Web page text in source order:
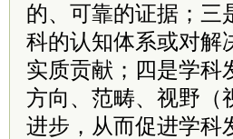
的、可靠的证据；三
科的认知体系或对解
实质贡献；四是学科
方向、范畴、视野（
进步，从而促进学科